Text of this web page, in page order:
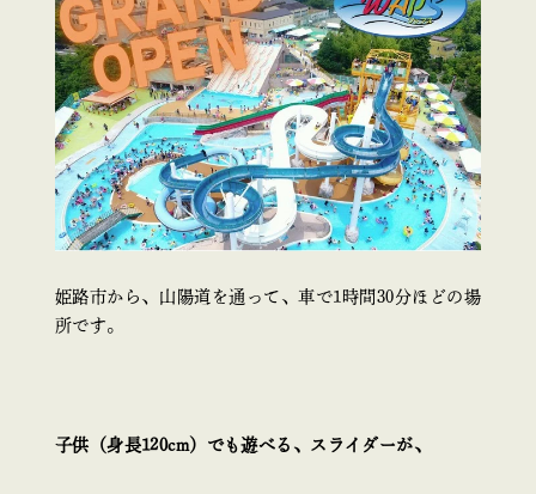
姫路市から、山陽道を通って、車で1時間30分ほどの場
所です。
子供（身長120cm）でも遊べる、スライダーが、